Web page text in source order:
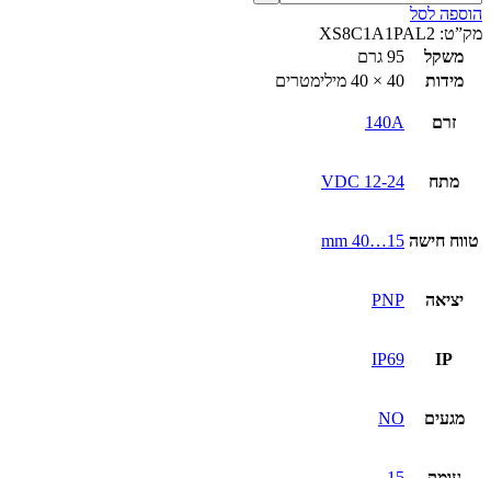
הוספה לסל
מק”ט: XS8C1A1PAL2
משקל
95 גרם
מידות
40 × 40 מילימטרים
זרם 140A
מתח 12-24 VDC
טווח חישה 15…40 mm
יציאה PNP
IP
IP69
מגעים NO